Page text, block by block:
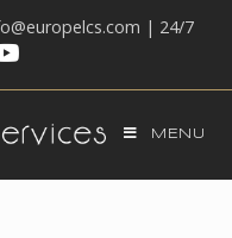
| 24/7
MENU